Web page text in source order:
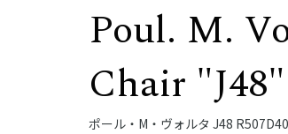
Poul. M.
Chair
ポール・M・ヴォルタ J48